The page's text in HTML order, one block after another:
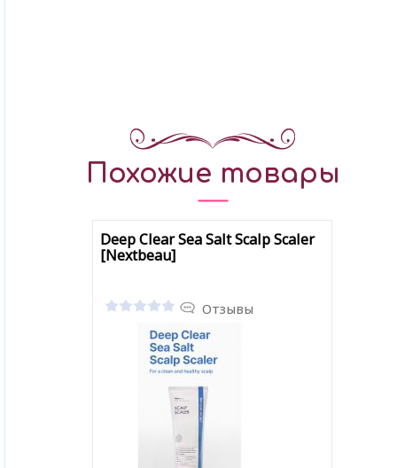
Похожие товары
Deep Clear Sea Salt Scalp Scaler
[Nextbeau]
Отзывы